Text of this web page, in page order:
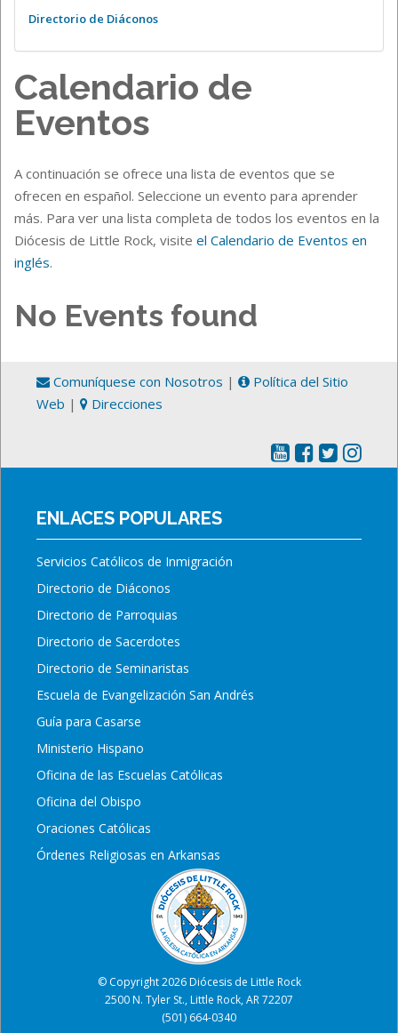
Directorio de Diáconos
Calendario de
Eventos
A continuación se ofrece una lista de eventos que se
ofrecen en español. Seleccione un evento para aprender
más. Para ver una lista completa de todos los eventos en la
Diócesis de Little Rock, visite el Calendario de Eventos en
inglés.
No Events found
Comuníquese con Nosotros |
Política del Sitio
Web | Direcciones
ENLACES POPULARES
Servicios Católicos de Inmigración
Directorio de Diáconos
Directorio de Parroquias
Directorio de Sacerdotes
Directorio de Seminaristas
Escuela de Evangelización San Andrés
Guía para Casarse
Ministerio Hispano
Oficina de las Escuelas Católicas
Oficina del Obispo
Oraciones Católicas
Órdenes Religiosas en Arkansas
© Copyright 2026 Diócesis de Little Rock
2500 N. Tyler St., Little Rock, AR 72207
(501) 664-0340